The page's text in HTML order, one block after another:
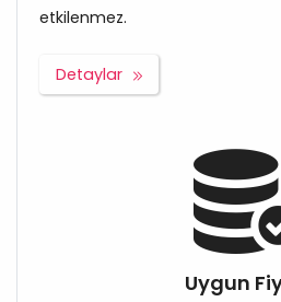
etkilenmez.
Detaylar
Uygun